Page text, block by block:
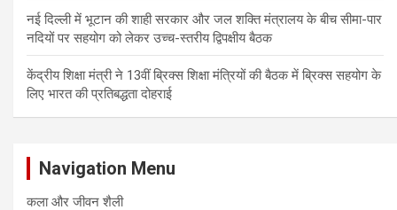
नई दिल्ली में भूटान की शाही सरकार और जल शक्ति मंत्रालय के बीच सीमा-पार
नदियों पर सहयोग को लेकर उच्च-स्तरीय द्विपक्षीय बैठक
केंद्रीय शिक्षा मंत्री ने 13वीं ब्रिक्स शिक्षा मंत्रियों की बैठक में ब्रिक्स सहयोग के
लिए भारत की प्रतिबद्धता दोहराई
Navigation Menu
कला और जीवन शैली